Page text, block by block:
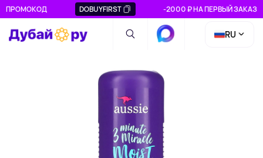
ПРОМОКОД DOBUYFIRST -2000 ₽ НА ПЕРВЫЙ ЗАКАЗ
RU